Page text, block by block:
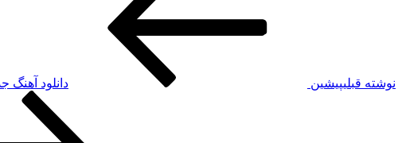
نوشته قبلیپیشین دانلود